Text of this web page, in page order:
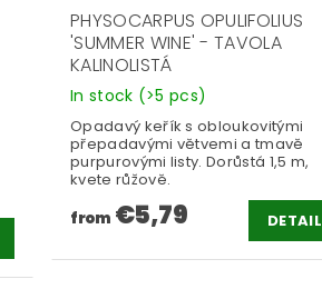
PHYSOCARPUS OPULIFOLIUS
'SUMMER WINE' - TAVOLA
KALINOLISTÁ
In stock (>5 pcs)
Opadavý keřík s obloukovitými
přepadavými větvemi a tmavě
purpurovými listy. Dorůstá 1,5 m,
kvete růžově.
from €5,79 DETAIL